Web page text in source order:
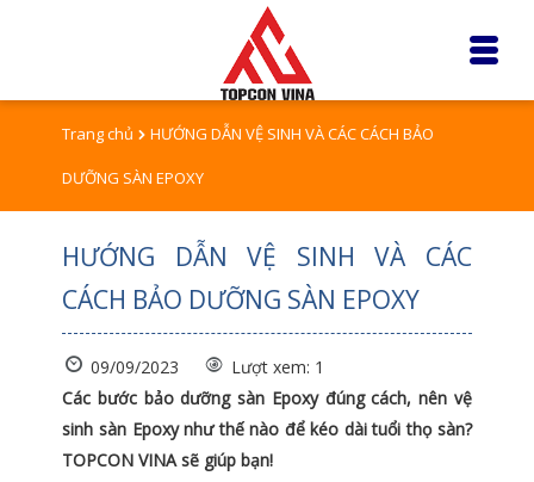
Trang chủ HƯỚNG DẪN VỆ SINH VÀ CÁC CÁCH BẢO
DƯỠNG SÀN EPOXY
HƯỚNG DẪN VỆ SINH VÀ CÁC
CÁCH BẢO DƯỠNG SÀN EPOXY
09/09/2023
Lượt xem: 1
Các bước bảo dưỡng sàn Epoxy đúng cách, nên vệ
sinh sàn Epoxy như thế nào để kéo dài tuổi thọ sàn?
TOPCON VINA sẽ giúp bạn!